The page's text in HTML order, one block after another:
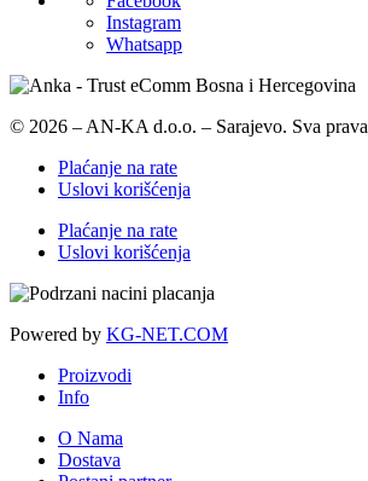
Instagram
Whatsapp
© 2026 – AN-KA d.o.o. – Sarajevo. Sva prava
Plaćanje na rate
Uslovi korišćenja
Plaćanje na rate
Uslovi korišćenja
Powered by KG-NET.COM
Proizvodi
Info
O Nama
Dostava